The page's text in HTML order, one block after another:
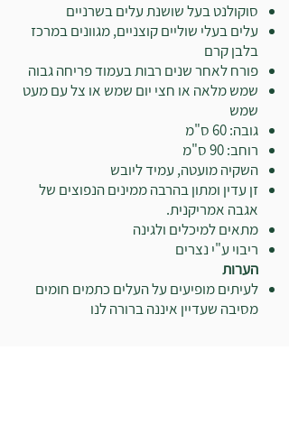
סוקולנט בעל שושנת עלים בשרניים
עלים בעלי שוליים קוצניים, מגוונים במרכז
בלבן קרם
פורח לאחר שנים רבות בעמוד פריחה גבוה
שמש מלאה או חצי יום שמש או צל עם מעט
שמש
גובה: 60 ס"מ
רוחב: 90 ס"מ
השקיה מועטה, עמיד ליובש
זן עדין ומתון בהרבה ממינים הנפוצים של
אגבה אמריקנית.
מתאים למיכלים ולגינה
ריבוי ע"י נצרים
הערות
לעיתים מופיעים על העלים כתמים חומים
מסיבה שעדיין איננה ברורה לנו